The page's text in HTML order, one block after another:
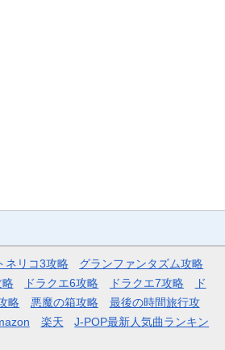
ネリコ3攻略
グランファンタズム攻略
略 ドラクエ6攻略 ドラクエ7攻略
ド
略 悪魔の箱攻略
最後の時間旅行攻
楽天
J-POP最新人気曲ランキン